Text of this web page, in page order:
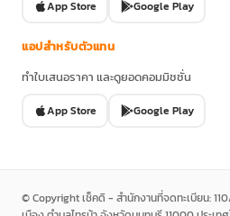
App Store Google Play
แอปสำหรับตัวแทน
ทำใบเสนอราคา และดูยอดคอมมิชชั่น
App Store Google Play
© Copyright เช็คดิ - สำนักงานที่จดทะเบียน: